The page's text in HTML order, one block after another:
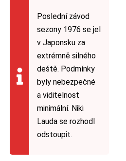
Poslední závod
sezony 1976 se jel
v Japonsku za
extrémně silného
deště. Podmínky
byly nebezpečné
a viditelnost
minimální. Niki
Lauda se rozhodl
odstoupit.